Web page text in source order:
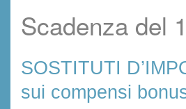
Scadenza del
SOSTITUTI
sui compensi